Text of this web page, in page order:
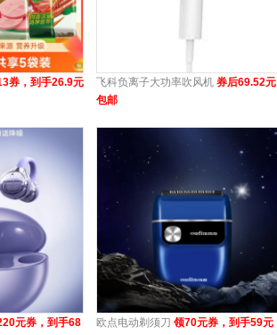
券，到手26.9元 飞科负离子大功率吹风机 券后69.52元
包邮
元券，到手68
欧点电动剃须刀 领70元券，到手59元